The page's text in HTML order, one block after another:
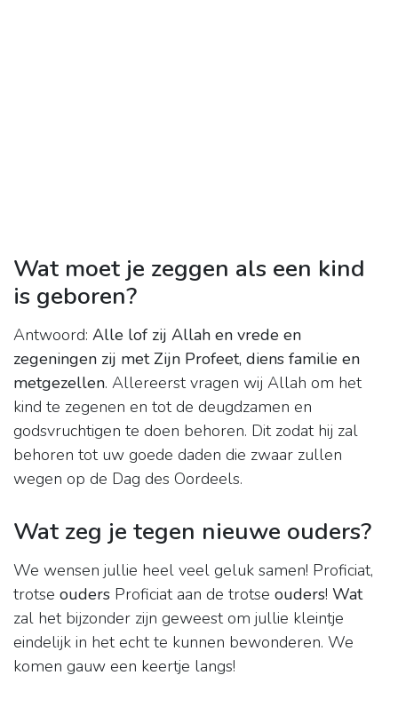
Wat moet je zeggen als een kind
is geboren?
Antwoord: Alle lof zij Allah en vrede en
zegeningen zij met Zijn Profeet, diens familie en
metgezellen. Allereerst vragen wij Allah om het
kind te zegenen en tot de deugdzamen en
godsvruchtigen te doen behoren. Dit zodat hij zal
behoren tot uw goede daden die zwaar zullen
wegen op de Dag des Oordeels.
Wat zeg je tegen nieuwe ouders?
We wensen jullie heel veel geluk samen! Proficiat,
trotse ouders Proficiat aan de trotse ouders! Wat
zal het bijzonder zijn geweest om jullie kleintje
eindelijk in het echt te kunnen bewonderen. We
komen gauw een keertje langs!